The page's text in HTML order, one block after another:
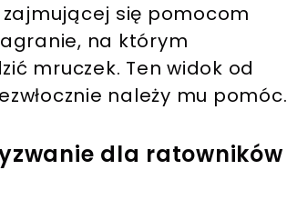
się pomocom
na którym
mruczek. Ten widok od
należy mu pomóc.
dla ratowników